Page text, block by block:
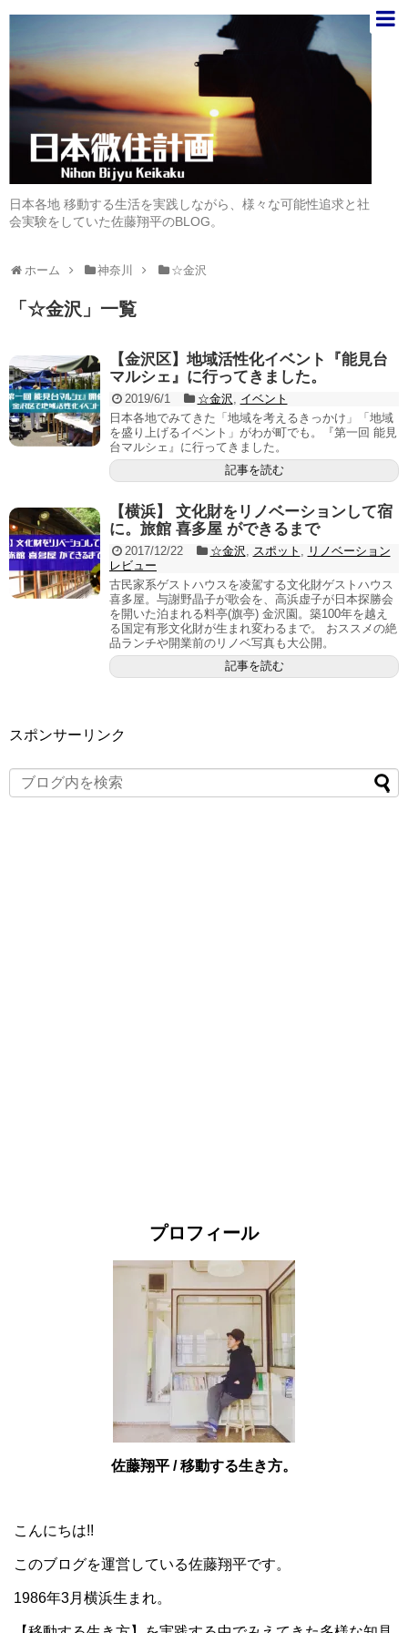
日本各地 移動する生活を実践しながら、様々な可能性追求と社
会実験をしていた佐藤翔平のBLOG。
ホーム 神奈川 ☆金沢
「 ☆金沢 」 一覧
【金沢区】地域活性化イベント『能見台
マルシェ』に行ってきました。
2019/6/1 ☆金沢 , イベント
日本各地でみてきた「地域を考えるきっかけ」「地域
を盛り上げるイベント」がわが町でも。『第一回 能見
台マルシェ』に行ってきました。
記事を読む
【横浜】 文化財をリノベーションして宿
に。旅館 喜多屋 ができるまで
2017/12/22 ☆金沢 , スポット , リノベーション
レビュー
古民家系ゲストハウスを凌駕する文化財ゲストハウス
喜多屋。与謝野晶子が歌会を、高浜虚子が日本探勝会
を開いた泊まれる料亭(旗亭) 金沢園。築100年を越え
る国定有形文化財が生まれ変わるまで。 おススメの絶
品ランチや開業前のリノベ写真も大公開。
記事を読む
スポンサーリンク
プロフィール
佐藤翔平 / 移動する生き方。
こんにちは!!
このブログを運営している佐藤翔平です。
1986年3月横浜生まれ。